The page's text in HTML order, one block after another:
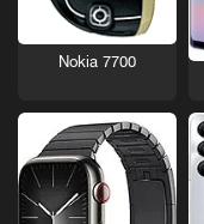
Nokia 7700